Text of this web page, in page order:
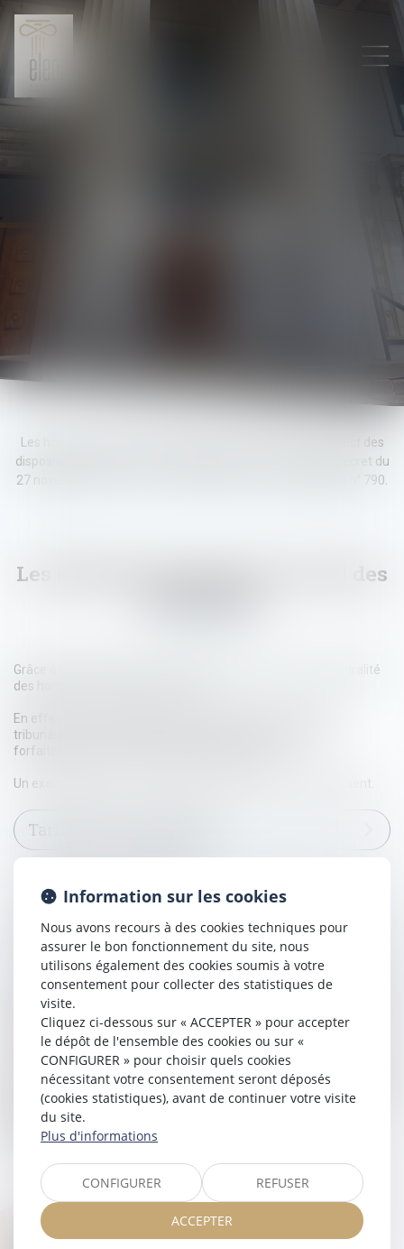
Les honoraires d’avocat sont librement fixés dans le respect des
dispositions de la loi du 31 décembre 1991 n° 1130 et du décret du
27 novembre 1991 n° 11971 et du décret du 12 juillet 2005 n° 790.
Les différentes formes du calcul des
Grâce à cette convention, vous connaissez à l'avance l'intégralité
des honoraires qui seront facturés.
En effet, en cas de transaction ou de procédure devant les
tribunaux, nos honoraires sont toujours fixés à l'avance,
forfaitairement, pour l'ensemble de la mission.
Un exemplaire de la convention d'honoraires est remis au client.
Tarif d’une consultation
​Honoraires au forfait
​Honoraires au résultat
Paiement en plusieurs mensualités : quel que soit le montant des
honoraires, nous sommes en mesure de vous proposer de régler
en plusieurs échéances.
Nous disposons au cabinet d’un système de règlement en 2 fois, 3
fois ou 4 fois : vous pouvez choisir de payer jusqu’à 4 mensualités
avec un rappel par mail 48h avant chaque mensualité,
confirmation de paiement après chaque prélèvement et
possibilité de décaler les échéances si nécessaire.
Médiateur national de la
Information sur les cookies
Nous avons recours à des cookies techniques pour
assurer le bon fonctionnement du site, nous
utilisons également des cookies soumis à votre
consentement pour collecter des statistiques de
visite.
Cliquez ci-dessous sur « ACCEPTER » pour accepter
le dépôt de l'ensemble des cookies ou sur «
CONFIGURER » pour choisir quels cookies
nécessitant votre consentement seront déposés
(cookies statistiques), avant de continuer votre visite
du site.
Plus d'informations
CONFIGURER REFUSER
ACCEPTER